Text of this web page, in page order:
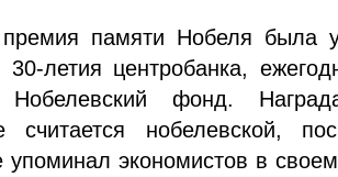
премия памяти Нобеля была
летия центробанка,
Нобелевский фонд.
нобелевской,
упоминал экономистов в